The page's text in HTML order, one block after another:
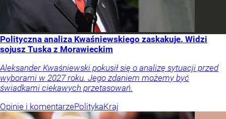
Polityczna analiza Kwaśniewskiego zaskakuje. Widzi
sojusz Tuska z Morawieckim
Aleksander Kwaśniewski pokusił się o analizę sytuacji przed
wyborami w 2027 roku. Jego zdaniem możemy być
świadkami ciekawych przetasowań.
Opinie i komentarzePolitykaKraj